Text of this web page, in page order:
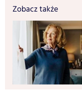
Zobacz także